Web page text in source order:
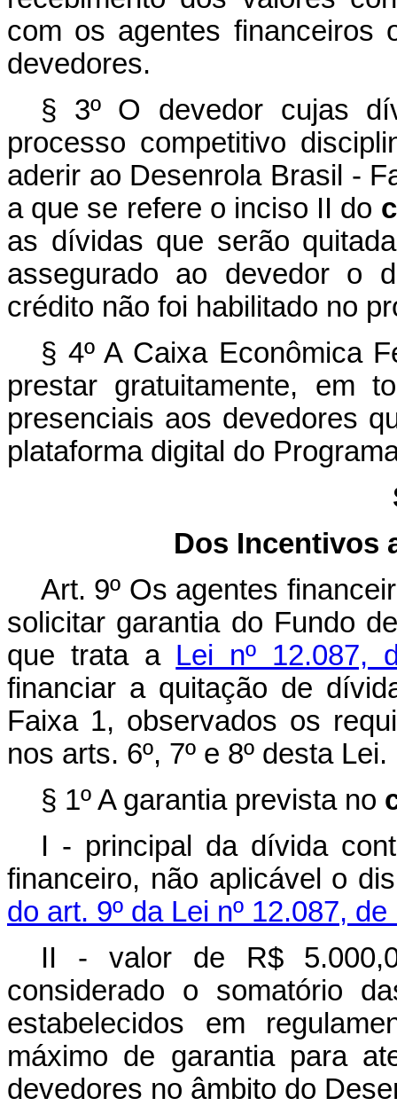
com os agentes financeiros
devedores.
§ 3º O devedor cujas
processo competitivo
aderir ao Desenrola Brasil -
a que se refere o inciso II do
as dívidas que serão
assegurado ao devedor o
crédito não foi habilitado no
§ 4º A Caixa Econômica
prestar gratuitamente, em
presenciais aos devedores
plataforma digital do
Dos Incentivos
Art. 9º Os agentes
solicitar garantia do Fundo
que trata a Lei nº 12.087,
financiar a quitação de
Faixa 1, observados os
nos arts. 6º, 7º e 8º desta Lei.
§ 1º A garantia prevista no
I - principal da dívida
financeiro, não aplicável o
do art. 9º da Lei nº 12.087,
II - valor de R$
considerado o somatório
estabelecidos em
máximo de garantia para
devedores no âmbito do